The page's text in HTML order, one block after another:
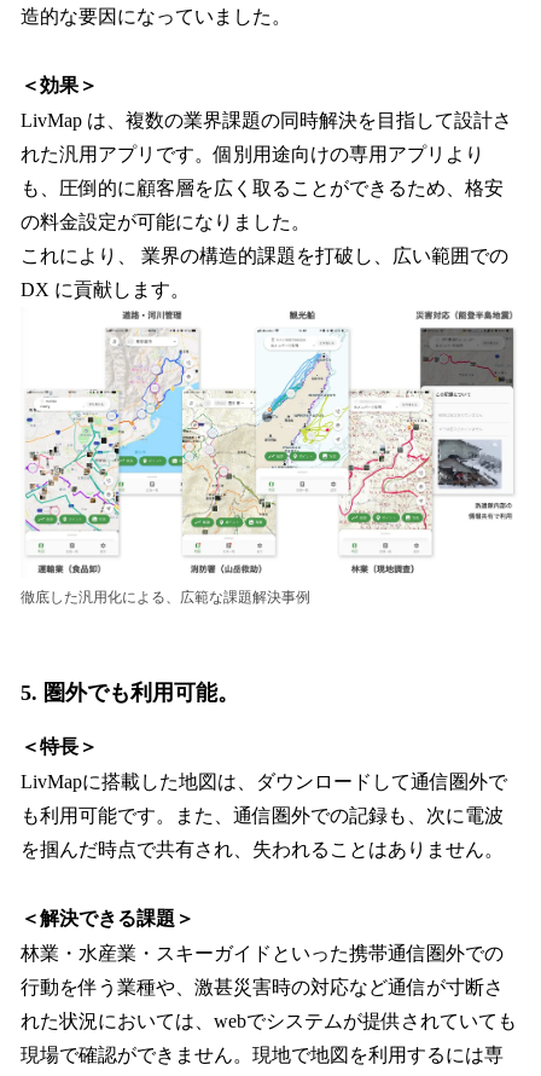
造的な要因になっていました。
＜効果＞
LivMap は、複数の業界課題の同時解決を目指して設計さ
れた汎用アプリです。個別用途向けの専用アプリより
も、圧倒的に顧客層を広く取ることができるため、格安
の料金設定が可能になりました。
これにより、 業界の構造的課題を打破し、広い範囲での
DX に貢献します。
徹底した汎用化による、広範な課題解決事例
5. 圏外でも利用可能。
＜特長＞
LivMapに搭載した地図は、ダウンロードして通信圏外で
も利用可能です。また、通信圏外での記録も、次に電波
を掴んだ時点で共有され、失われることはありません。
＜解決できる課題＞
林業・水産業・スキーガイドといった携帯通信圏外での
行動を伴う業種や、激甚災害時の対応など通信が寸断さ
れた状況においては、webでシステムが提供されていても
現場で確認ができません。現地で地図を利用するには専